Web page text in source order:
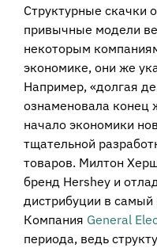
Структурные скачки
привычные модели
некоторым
экономике, они же
Например, «долгая
ознаменовала конец
начало экономики
тщательной
товаров. Милтон
бренд Hershey и
дистрибуции в самый
Компания General
периода, ведь